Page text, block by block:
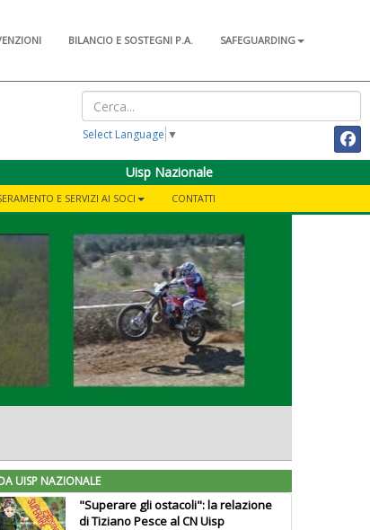
BILANCIO E SOSTEGNI P.A.
SAFEGUARDING
Select Language ▼
Uisp Nazionale
E SERVIZI AI SOCI CONTATTI
UISP NAZIONALE
"Superare gli ostacoli": la relazione
di Tiziano Pesce al CN Uisp